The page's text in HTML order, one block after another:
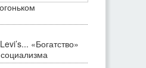
«Богатство»